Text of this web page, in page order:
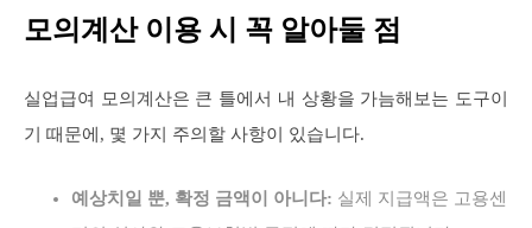
모의계산 이용 시 꼭 알아둘 점
실업급여 모의계산은 큰 틀에서 내 상황을 가늠해보는 도구이
기 때문에, 몇 가지 주의할 사항이 있습니다.
예상치일 뿐, 확정 금액이 아니다: 실제 지급액은 고용센